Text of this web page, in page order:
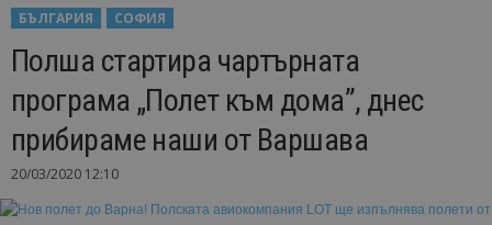
БЪЛГАРИЯ
СОФИЯ
Полша стартира чартърната
програма „Полет към дома”, днес
прибираме наши от Варшава
20/03/2020 12:10